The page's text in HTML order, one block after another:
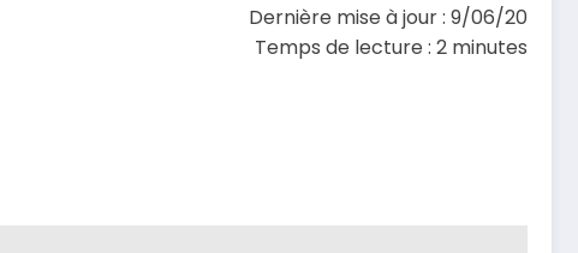
Dernière mise à jour : 9/06/20
Temps de lecture : 2 minutes